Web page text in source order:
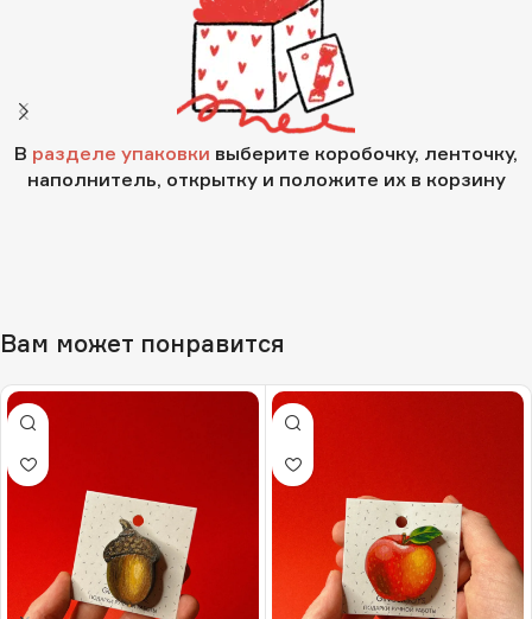
В разделе упаковки выберите коробочку, ленточку,
наполнитель, открытку и положите их в корзину
Вам может понравится